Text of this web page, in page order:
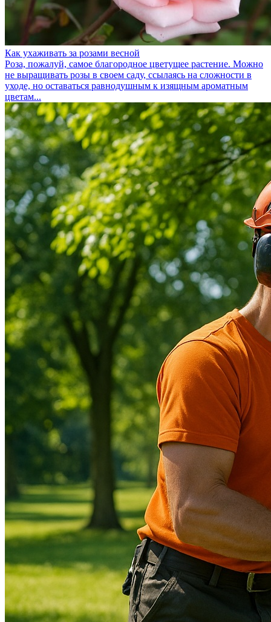
Как ухаживать за розами весной
Роза, пожалуй, самое благородное цветущее растение. Можно
не выращивать розы в своем саду, ссылаясь на сложности в
уходе, но оставаться равнодушным к изящным ароматным
цветам...